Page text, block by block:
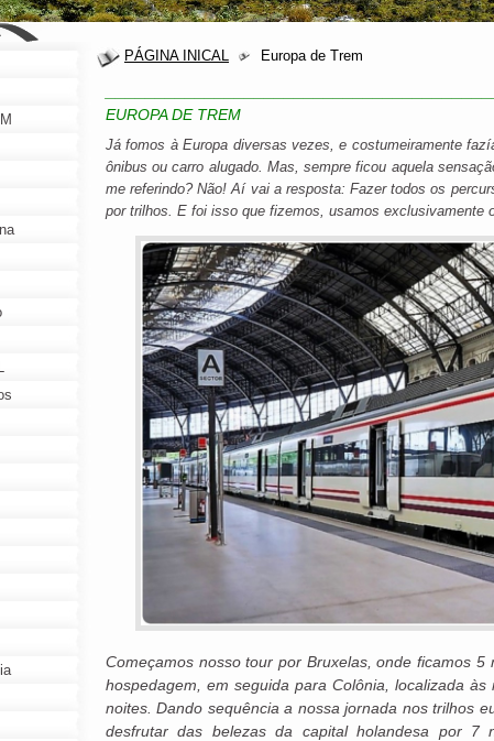
PÁGINA INICAL Europa de Trem
EUROPA DE TREM
Já fomos à Europa diversas vezes, e costumeiramente
ônibus ou carro alugado. Mas, sempre ficou aquela
me referindo? Não! Aí vai a resposta: Fazer todos os
por trilhos. E foi isso que fizemos, usamos exclusivamente
Começamos nosso tour por Bruxelas, onde ficamos
hospedagem, em seguida para Colônia, localizada
noites. Dando sequência a nossa jornada nos trilhos
desfrutar das belezas da capital holandesa por 7